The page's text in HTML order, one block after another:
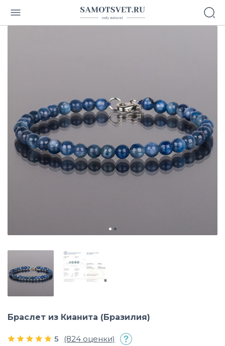
Браслет из Кианита (Бразилия)
5 (824 оценки)